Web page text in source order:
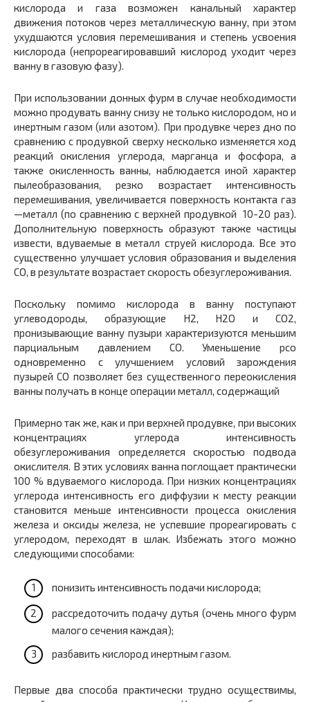
кислорода и газа возможен канальный характер
движения потоков через металлическую ванну, при этом
ухудшаются условия перемешивания и степень усвоения
кислорода (непрореагировавший кислород уходит через
ванну в газовую фазу).
При использовании донных фурм в случае необходимости
можно продувать ванну снизу не только кислородом, но и
инертным газом (или азотом). При продувке через дно по
сравнению с продувкой сверху несколько изменяется ход
реакций окисления углерода, марганца и фосфора, а
также окисленность ванны, наблюдается иной характер
пылеобразования, резко возрастает интенсивность
перемешивания, увеличивается поверхность контакта газ
—металл (по сравнению с верхней продувкой 10-20 раз).
Дополнительную поверхность образуют также частицы
извести, вдуваемые в металл струей кислорода. Все это
существенно улучшает условия образования и выделения
СО, в результате возрастает скорость обезуглероживания.
Поскольку помимо кислорода в ванну поступают
углеводороды, образующие Н2, Н2О и СО2,
пронизывающие ванну пузыри характеризуются меньшим
парциальным давлением СО. Уменьшение рсо
одновременно с улучшением условий зарождения
пузырей СО позволяет без существенного переокисления
ванны получать в конце операции металл, содержащий
Примерно так же, как и при верхней продувке, при высоких
концентрациях углерода интенсивность
обезуглероживания определяется скоростью подвода
окислителя. В этих условиях ванна поглощает практически
100 % вдуваемого кислорода. При низких концентрациях
углерода интенсивность его диффузии к месту реакции
становится меньше интенсивности процесса окисления
железа и оксиды железа, не успевшие прореагировать с
углеродом, переходят в шлак. Избежать этого можно
следующими способами:
понизить интенсивность подачи кислорода;
рассредоточить подачу дутья (очень много фурм
малого сечения каждая);
разбавить кислород инертным газом.
Первые два способа практически трудно осуществимы,